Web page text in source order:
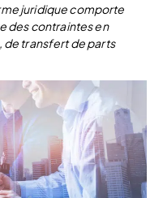
juridique comporte
des contraintes en
de transfert de parts